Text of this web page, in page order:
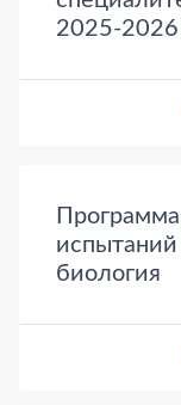
2025-2026
биология